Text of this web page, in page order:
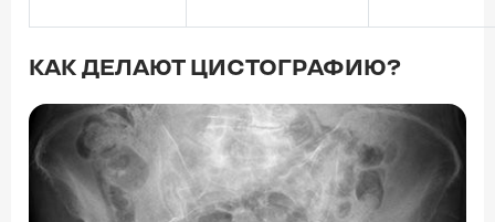
КАК ДЕЛАЮТ ЦИСТОГРАФИЮ?